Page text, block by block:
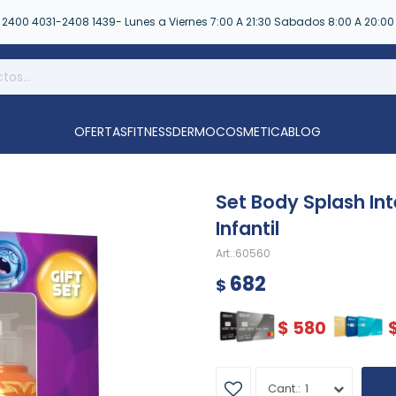
2400 4031-2408 1439- Lunes a Viernes 7:00 A 21:30 Sabados 8:00 A 20:00
OFERTASFITNESSDERMOCOSMETICABLOG
Set Body Splash
Infantil
60560
$ 682
$ 580
1